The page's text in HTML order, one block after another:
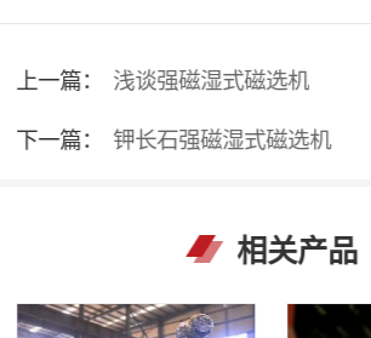
上一篇：
浅谈强磁湿式磁选机
下一篇：
钾长石强磁湿式磁选机
相关产品